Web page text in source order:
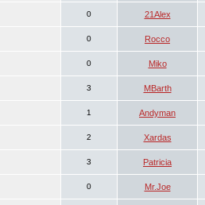
0 21Alex
0 Rocco
0 Miko
3 MBarth
1 Andyman
2 Xardas
3 Patricia
0 Mr.Joe